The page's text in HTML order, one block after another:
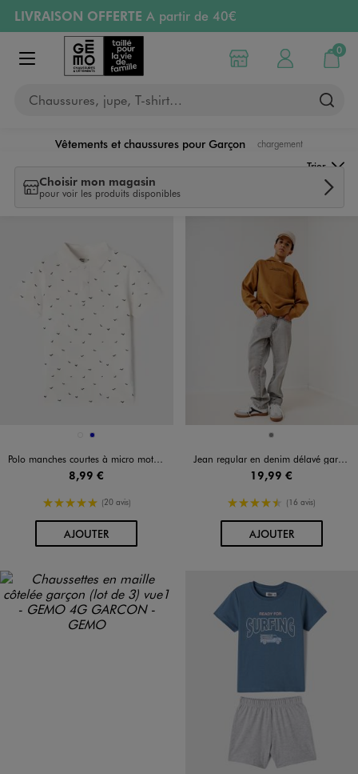
Aller au contenu principal
Aller à la navigation
LIVRAISON OFFERTE A partir de 40€
RETRAIT ET LIVRAISON OFFERTE
en magasin
PAYEZ EN 3x SANS FRAIS
Retours OFFERTS
pendant 30 jours
Afficher le menu
Chaussures, jupe, T-shirt…
Choisir mon magasin
Mon compte
0
Mon
Vêtements et chaussures pour Garçon chargement
Choisir mon magasin
pour voir les produits disponibles
Trier
Disponible en 2 coloris
BLANCBLEU FONCE
Polo manches courtes à micro motifs garçon
8,99 €
5/5 de moyenne
(20 avis)
AJOUTERAU PANIER
Disponible en 1 coloris
GRIS
Jean regular en denim délavé garçon
19,99 €
4.5/5 de moyenne
(16 avis)
AJOUTERAU PANIER